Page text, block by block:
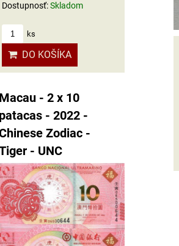
Dostupnosť:Skladom
ks
DO KOŠÍKA
Macau - 2 x 10
patacas - 2022 -
Zodiac -
- UNC